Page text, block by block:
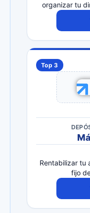
organizar tu
Top 3
Rentabilizar tu
fijo